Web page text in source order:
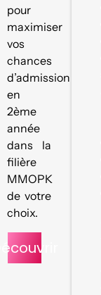
pour
maximiser
vos
chances
d’admission
en
2ème
année
dans la
filière
MMOPK
de votre
choix.
Découvrir